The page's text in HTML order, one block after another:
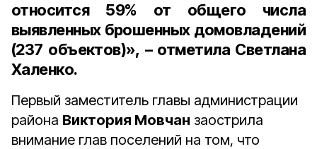
относится 59% от общего числа
выявленных брошенных домовладений
(237 объектов)», – отметила Светлана
Халенко.
Первый заместитель главы администрации
района Виктория Мовчан заострила
внимание глав поселений на том, что